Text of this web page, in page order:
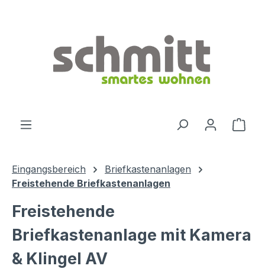
Eingangsbereich
Briefkastenanlagen
Freistehende Briefkastenanlagen
Freistehende
Briefkastenanlage mit Kamera
& Klingel AV